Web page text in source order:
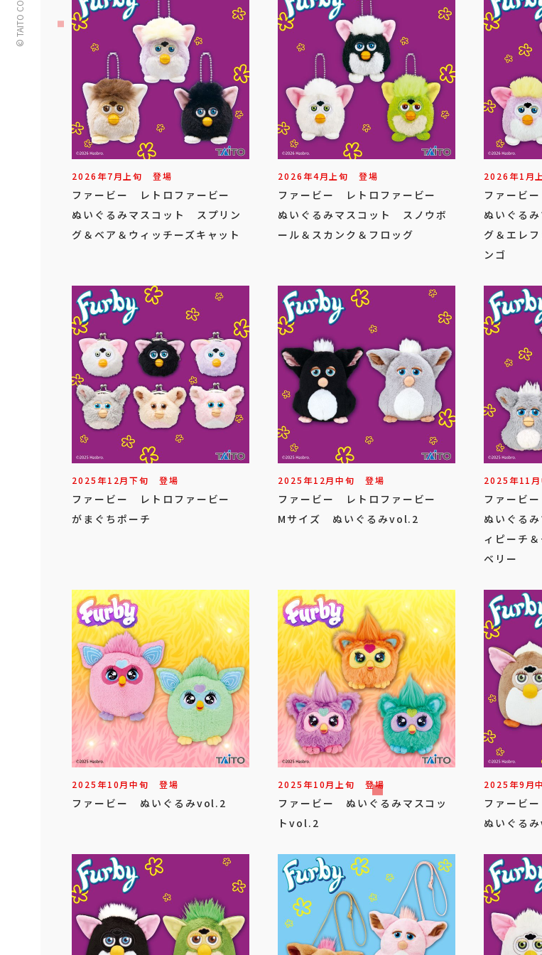
2026年7月上旬 登場
ファービー レトロファービー
ぬいぐるみマスコット スプリン
グ＆ベア＆ウィッチーズキャット
2026年4月上旬 登場
ファービー レトロファービー
ぬいぐるみマスコット スノウボ
ール＆スカンク＆フロッグ
2026年1月
ファービ
ぬいぐる
グ＆エレ
ンゴ
2025年12月下旬 登場
ファービー レトロファービー
がまぐちポーチ
2025年12月中旬 登場
ファービー レトロファービー
Mサイズ ぬいぐるみvol.2
2025年11月
ファービ
ぬいぐる
ィピーチ
ベリー
2025年10月中旬 登場
ファービー ぬいぐるみvol.2
2025年10月上旬 登場
ファービー ぬいぐるみマスコッ
トvol.2
2025年9月
ファービ
ぬいぐる